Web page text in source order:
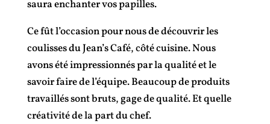
saura enchanter vos papilles.
Ce fût l’occasion pour nous de découvrir les
coulisses du Jean’s Café, côté cuisine. Nous
avons été impressionnés par la qualité et le
savoir faire de l’équipe. Beaucoup de produits
travaillés sont bruts, gage de qualité. Et quelle
créativité de la part du chef.